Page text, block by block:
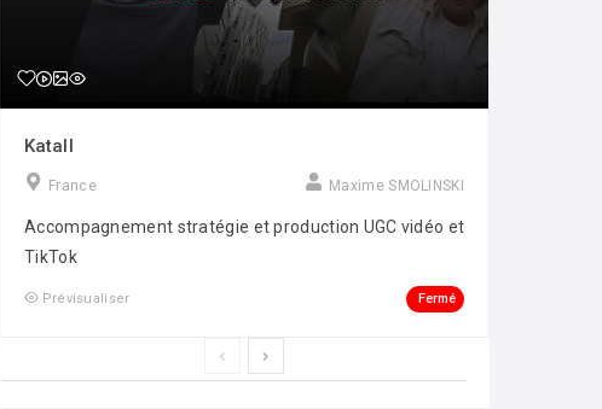
Katall
France Maxime SMOLINSKI
Accompagnement stratégie et production UGC vidéo et
TikTok
Prévisualiser Fermé